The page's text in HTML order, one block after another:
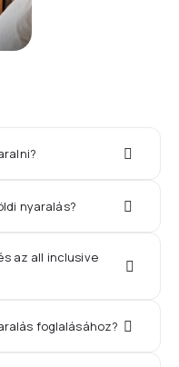
nyaralás?
az all inclusive
foglalásához?